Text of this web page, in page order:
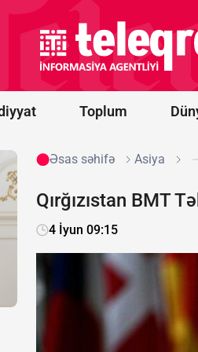
Toplum
Tramp: TRIPP
layihəsi üzrə
işlərin tezliklə
başlanacağına
ümidvaram
Əsas səhifə Asiya
Qırğızıstan BMT
4 İyun 09:15